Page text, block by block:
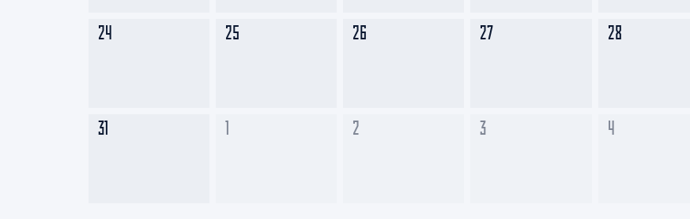
24 25 26 27 28
31 1 2 3 4